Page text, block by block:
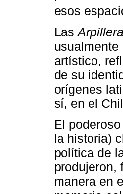
esos
Las
artístico,
de su
orígenes
sí, en el
El
la historia)
política de
produjeron,
manera en